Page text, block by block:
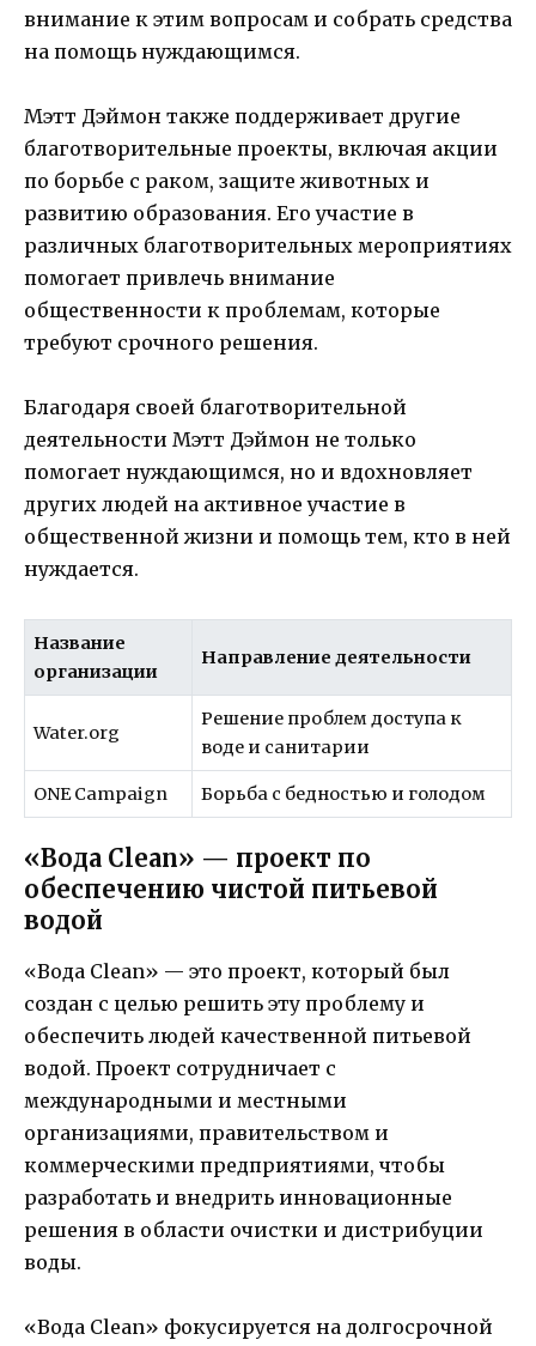
внимание к этим вопросам и собрать средства
на помощь нуждающимся.
Мэтт Дэймон также поддерживает другие
благотворительные проекты, включая акции
по борьбе с раком, защите животных и
развитию образования. Его участие в
различных благотворительных мероприятиях
помогает привлечь внимание
общественности к проблемам, которые
требуют срочного решения.
Благодаря своей благотворительной
деятельности Мэтт Дэймон не только
помогает нуждающимся, но и вдохновляет
других людей на активное участие в
общественной жизни и помощь тем, кто в ней
нуждается.
Название
организации
Направление деятельности
Water.org
Решение проблем доступа к
воде и санитарии
ONE Campaign Борьба с бедностью и голодом
«Вода Clean» — проект по
обеспечению чистой питьевой
водой
«Вода Clean» — это проект, который был
создан с целью решить эту проблему и
обеспечить людей качественной питьевой
водой. Проект сотрудничает с
международными и местными
организациями, правительством и
коммерческими предприятиями, чтобы
разработать и внедрить инновационные
решения в области очистки и дистрибуции
воды.
«Вода Clean» фокусируется на долгосрочной